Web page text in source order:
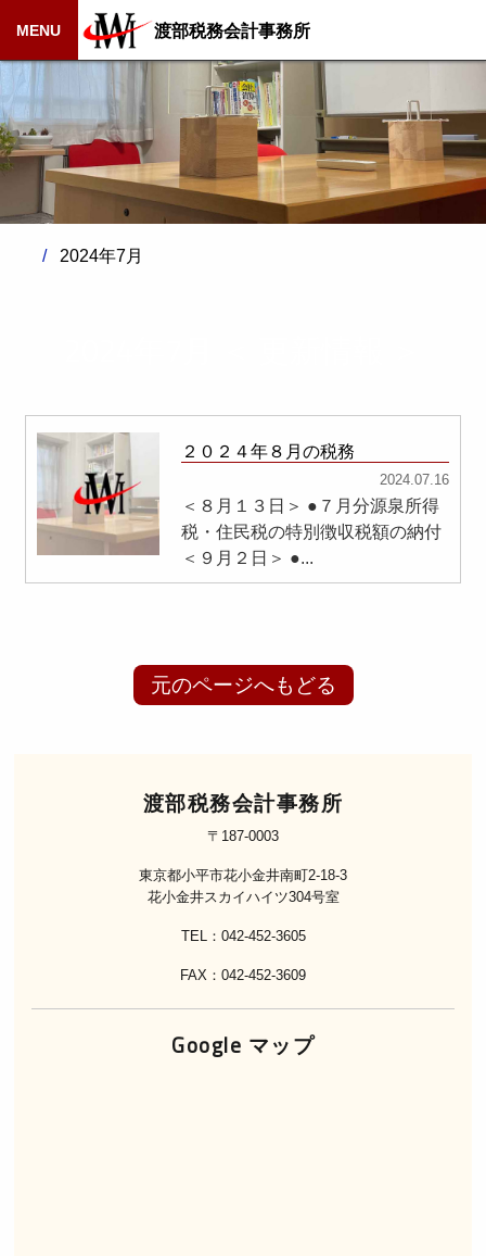
MENU 渡部税務会計事務所
2024年7月
２０２４年８月の税務
2024.07.16
＜８月１３日＞ ●７月分源泉所得
税・住民税の特別徴収税額の納付
＜９月２日＞ ●...
元のページへもどる
渡部税務会計事務所
〒187-0003
東京都小平市花小金井南町2-18-3
花小金井スカイハイツ304号室
TEL：042-452-3605
FAX：042-452-3609
Google マップ